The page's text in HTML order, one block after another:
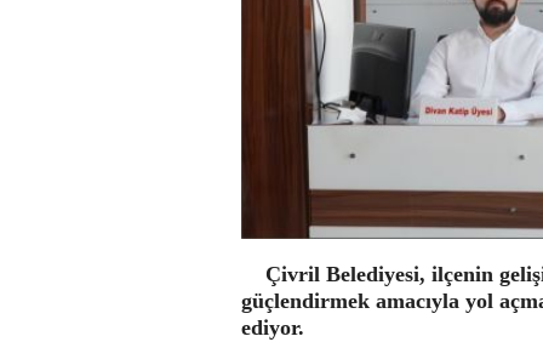
Çivril Belediyesi, ilçenin
güçlendirmek amacıyla yol
ediyor.